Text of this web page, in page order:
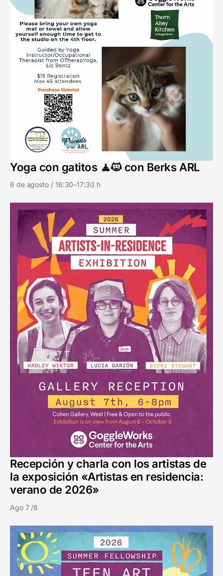
Yoga con gatitos 🧘🐱 con Berks ARL
6 de agosto / 16:30–17:30 h
Recepción y charla con los artistas de
la exposición «Artistas en residencia:
verano de 2026»
Ago 7 /8